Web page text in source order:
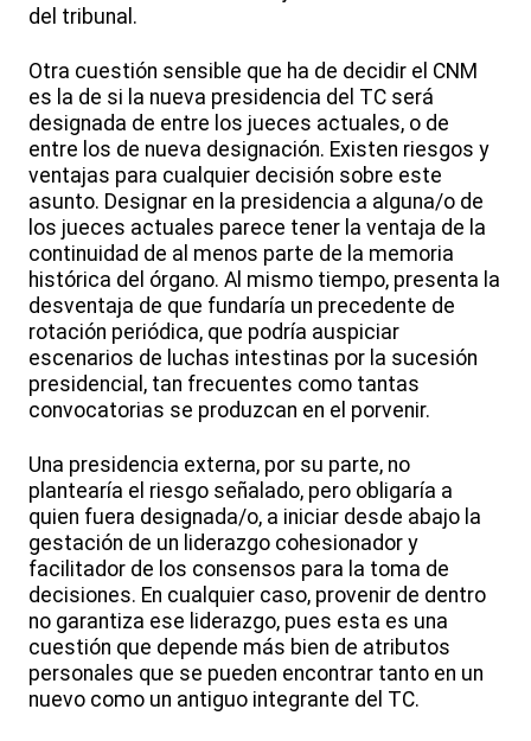
del tribunal.
Otra cuestión sensible que ha de decidir el CNM
es la de si la nueva presidencia del TC será
designada de entre los jueces actuales, o de
entre los de nueva designación. Existen riesgos y
ventajas para cualquier decisión sobre este
asunto. Designar en la presidencia a alguna/o de
los jueces actuales parece tener la ventaja de la
continuidad de al menos parte de la memoria
histórica del órgano. Al mismo tiempo, presenta la
desventaja de que fundaría un precedente de
rotación periódica, que podría auspiciar
escenarios de luchas intestinas por la sucesión
presidencial, tan frecuentes como tantas
convocatorias se produzcan en el porvenir.
Una presidencia externa, por su parte, no
plantearía el riesgo señalado, pero obligaría a
quien fuera designada/o, a iniciar desde abajo la
gestación de un liderazgo cohesionador y
facilitador de los consensos para la toma de
decisiones. En cualquier caso, provenir de dentro
no garantiza ese liderazgo, pues esta es una
cuestión que depende más bien de atributos
personales que se pueden encontrar tanto en un
nuevo como un antiguo integrante del TC.